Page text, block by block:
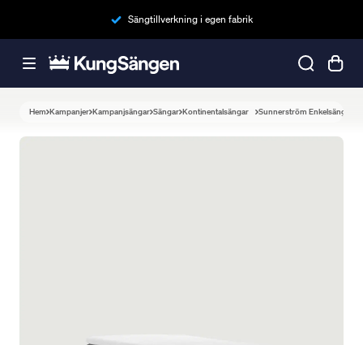
Sängtillverkning i egen fabrik
Hem Kampanjer Kampanjsängar Sängar Kontinentalsängar Sunnerström Enkelsäng